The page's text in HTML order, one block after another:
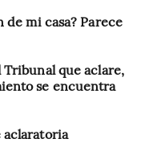
de mi casa? Parece
Tribunal que aclare,
se encuentra
aclaratoria